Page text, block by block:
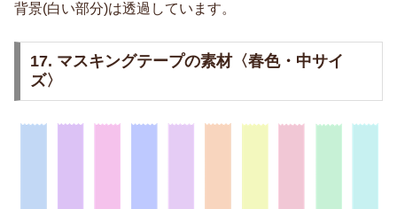
背景(白い部分)は透過しています。
17. マスキングテープの素材〈春色・中サイ
ズ〉